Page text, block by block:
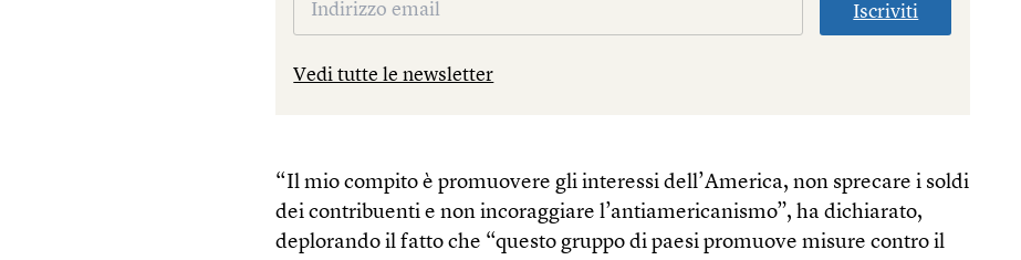
Iscriviti
Vedi tutte le newsletter
“Il mio compito è promuovere gli interessi dell’America, non sprecare i soldi
dei contribuenti e non incoraggiare l’antiamericanismo”, ha dichiarato,
deplorando il fatto che “questo gruppo di paesi promuove misure contro il